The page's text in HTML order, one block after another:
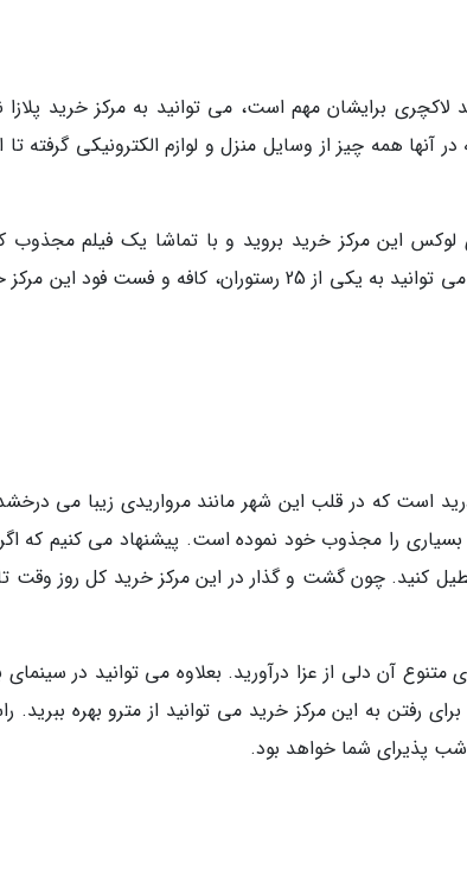
برایشان مهم است، می توانید به مرکز خرید پلازا
که در آنها همه چیز از وسایل منزل و لوازم الکترونیکی گرفته تا
این مرکز خرید بروید و با تماشا یک فیلم مجذوب
خستگی را از تن به در کنید. البته اگر دوست داشته باشید، می توانید به یکی از 25 رستوران، کافه و فست فود
است که در قلب این شهر مانند مرواریدی زیبا می
بسیاری را مجذوب خود نموده است. پیشنهاد می کنیم که
کنید. چون گشت و گذار در این مرکز خرید کل روز وقت
آن دلی از عزا درآورید. بعلاوه می توانید در سینمای
رفتن به این مرکز خرید می توانید از مترو بهره ببرید.